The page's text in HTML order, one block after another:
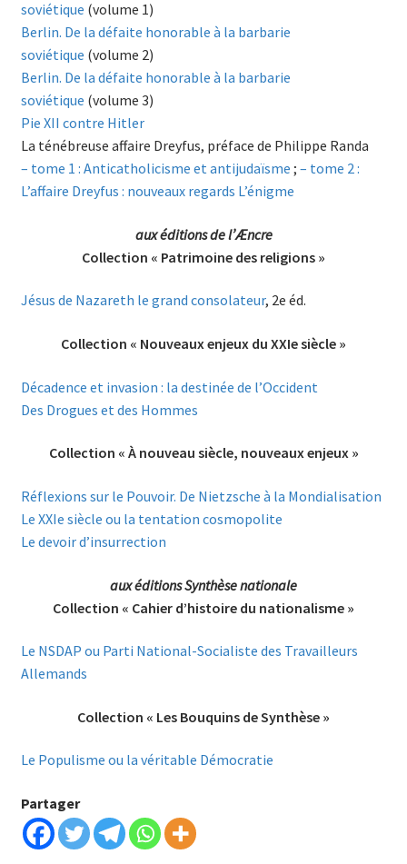
soviétique (volume 1)
Berlin. De la défaite honorable à la barbarie
soviétique (volume 2)
Berlin. De la défaite honorable à la barbarie
soviétique (volume 3)
Pie XII contre Hitler
La ténébreuse affaire Dreyfus, préface de Philippe Randa
– tome 1 : Anticatholicisme et antijudaïsme ; – tome 2 :
L’affaire Dreyfus : nouveaux regards L’énigme
aux éditions de l’Æncre
Collection « Patrimoine des religions »
Jésus de Nazareth le grand consolateur, 2e éd.
Collection « Nouveaux enjeux du XXIe siècle »
Décadence et invasion : la destinée de l’Occident
Des Drogues et des Hommes
Collection « À nouveau siècle, nouveaux enjeux »
Réflexions sur le Pouvoir. De Nietzsche à la Mondialisation
Le XXIe siècle ou la tentation cosmopolite
Le devoir d’insurrection
aux éditions Synthèse nationale
Collection « Cahier d’histoire du nationalisme »
Le NSDAP ou Parti National-Socialiste des Travailleurs
Allemands
Collection « Les Bouquins de Synthèse »
Le Populisme ou la véritable Démocratie
Partager